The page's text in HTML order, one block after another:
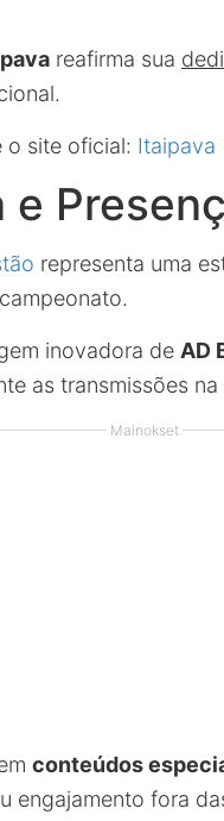
reafirma sua
o site oficial: Itaipava
e
representa uma
inovadora de AD
as transmissões na
Mainokset
conteúdos
engajamento fora